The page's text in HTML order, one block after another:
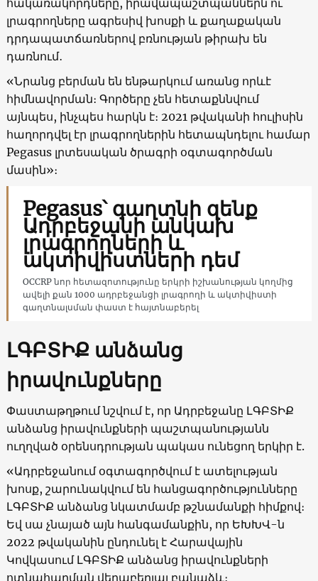
լրագրողները ագրեսիվ խոսքի և քաղաքական
դրդապատճառներով բռնության թիրախ են
դառնում․
«Նրանց բերման են ենթարկում առանց որևէ
հիմնավորման։ Գործերը չեն հետաքննվում
այնպես, ինչպես հարկն է։ 2021 թվականի հուլիսին
հաղորդվել էր լրագրողներին հետապնդելու համար
Pegasus լրտեսական ծրագրի օգտագործման
մասին»։
Pegasus՝ գաղտնի զենք
Ադրբեջանի անկախ
լրագրողների և
ակտիվիստների դեմ
OCCRP նոր հետազոտությունը երկրի իշխանության կողմից
ավելի քան 1000 ադրբեջանցի լրագրողի և ակտիվիստի
գաղտնալսման փաստ է հայտնաբերել
ԼԳԲՏԻՔ անձանց
իրավունքները
Փաստաթղթում նշվում է, որ Ադրբեջանը ԼԳԲՏԻՔ
անձանց իրավունքների պաշտպանությանն
ուղղված օրենսդրության պակաս ունեցող երկիր է.
«Ադրբեջանում օգտագործվում է ատելության
խոսք, շարունակվում են հանցագործությունները
ԼԳԲՏԻՔ անձանց նկատմամբ թշնամանքի հիմքով։
Եվ սա չնայած այն հանգամանքին, որ ԵԽԽՎ-ն
2022 թվականին ընդունել է Հարավային
Կովկասում ԼԳԲՏԻՔ անձանց իրավունքների
ոտնահարման վերաբերյալ բանաձև։